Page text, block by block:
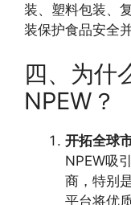
装、塑料包装、
装保护食品安全
四、为什
NPEW？
开拓全球
NPEW吸
商，特别
平台将优